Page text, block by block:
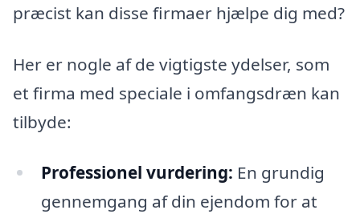
præcist kan disse firmaer hjælpe dig med?
Her er nogle af de vigtigste ydelser, som
et firma med speciale i omfangsdræn kan
tilbyde:
Professionel vurdering: En grundig
gennemgang af din ejendom for at